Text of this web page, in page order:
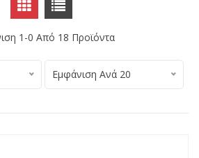
1-0 Από 18 Προϊόντα
Εμφάνιση Ανά 20